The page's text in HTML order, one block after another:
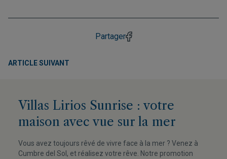
Partager
ARTICLE SUIVANT
Villas Lirios Sunrise : votre
maison avec vue sur la mer
Vous avez toujours rêvé de vivre face à la mer ? Venez à
Cumbre del Sol, et réalisez votre rêve. Notre promotion